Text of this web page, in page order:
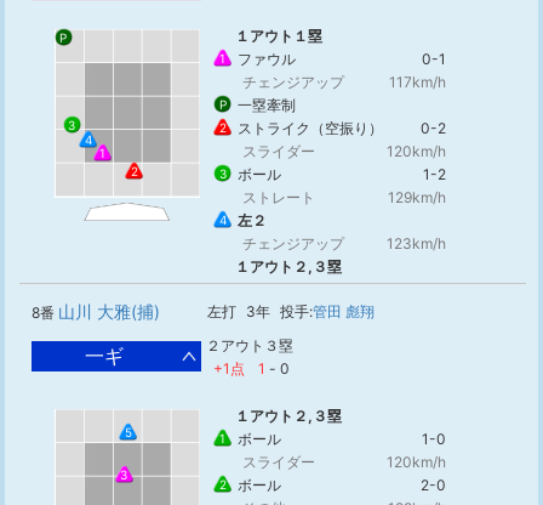
1
P
2
3
4
１アウト１塁
1 ファウル
0-1
チェンジアップ
117km/h
P 一塁牽制
2 ストライク（空振り）
0-2
スライダー
120km/h
3 ボール
1-2
ストレート
129km/h
4
左２
チェンジアップ
123km/h
１アウト２,３塁
8番 山川 大雅(捕) 左打 3年 投手:管田 彪翔
一ギ
２アウト３塁
+1点
1 - 0
3
5
１アウト２,３塁
1 ボール
1-0
スライダー
120km/h
2 ボール
2-0